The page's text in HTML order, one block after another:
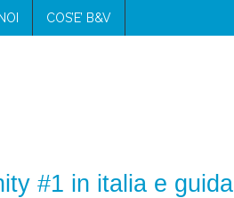
COS’E’ B&V
#1 in italia e guida